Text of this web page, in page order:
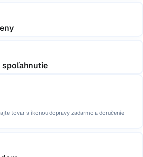
spoľahnutie
tovar s ikonou dopravy zadarmo a doručenie